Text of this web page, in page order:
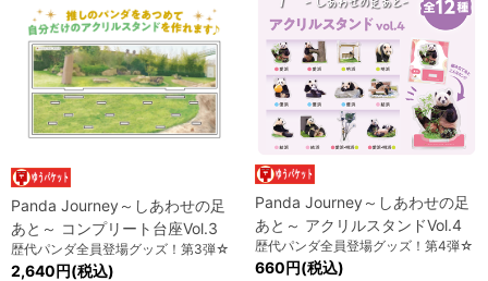
Panda Journey～しあわせの足
あと～ コンプリート台座Vol.3
歴代パンダ全員登場グッズ！第3弾☆
2,640円(税込)
Panda Journey～しあわせの足
あと～ アクリルスタンドVol.4
歴代パンダ全員登場グッズ！第4弾☆
660円(税込)